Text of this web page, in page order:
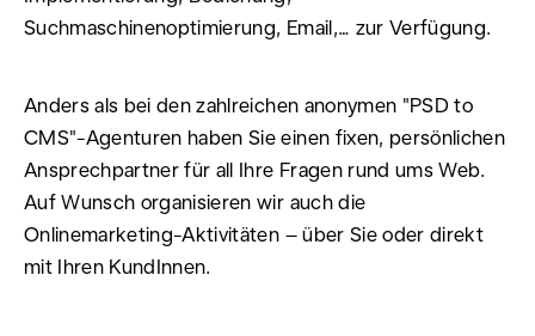
Suchmaschinenoptimierung, Email,… zur Verfügung.
Anders als bei den zahlreichen anonymen "PSD to
CMS"-Agenturen haben Sie einen fixen, persönlichen
Ansprechpartner für all Ihre Fragen rund ums Web.
Auf Wunsch organisieren wir auch die
Onlinemarketing-Aktivitäten – über Sie oder direkt
mit Ihren KundInnen.